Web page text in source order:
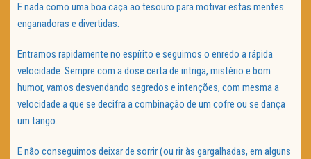
E nada como uma boa caça ao tesouro para motivar estas mentes
enganadoras e divertidas.
Entramos rapidamente no espírito e seguimos o enredo a rápida
velocidade. Sempre com a dose certa de intriga, mistério e bom
humor, vamos desvendando segredos e intenções, com mesma a
velocidade a que se decifra a combinação de um cofre ou se dança
um tango.
E não conseguimos deixar de sorrir (ou rir às gargalhadas, em alguns